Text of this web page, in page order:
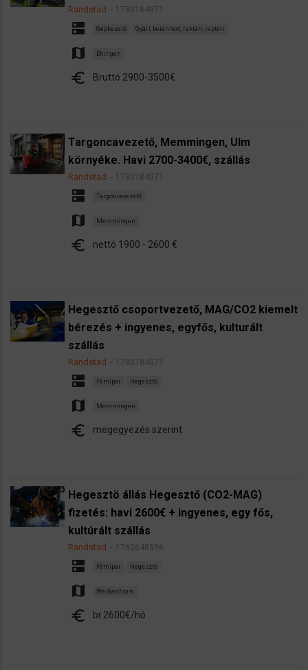
Randstad 1780184071
dns Gépkezelő Gyári, betanított, raktári, reptéri
map Ehingen
euro Bruttó 2900-3500€
Targoncavezető, Memmingen, Ulm
környéke. Havi 2700-3400€, szállás
Randstad 1780184071
dns Targoncavezető
map Memmingen
euro nettó 1900 - 2600 €
Hegesztő csoportvezető, MAG/CO2 kiemelt
bérezés + ingyenes, egyfős, kulturált
szállás
Randstad 1780184071
dns Fémipar Hegesztő
map Memmingen
euro megegyezés szerint
Hegesztö állás Hegesztő (CO2-MAG)
fizetés: havi 2600€ + ingyenes, egy fős,
kultúrált szállás
Randstad 1762648596
dns Fémipar Hegesztő
map Weißenhorn
euro br.2600€/hó